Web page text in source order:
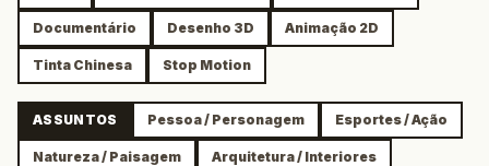
Documentário Desenho 3D Animação 2D
Tinta Chinesa Stop Motion
ASSUNTOS Pessoa / Personagem Esportes / Ação
Natureza / Paisagem Arquitetura / Interiores